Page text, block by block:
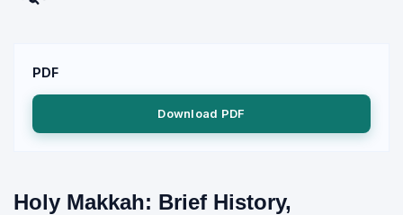
PDF
Download PDF
Holy Makkah: Brief History,